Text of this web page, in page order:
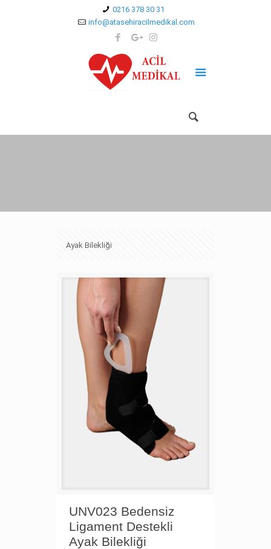
0216 378 30 31
info@atasehiracilmedikal.com
Ayak Bilekliği
UNV023 Bedensiz
Ligament Destekli
Ayak Bilekliği